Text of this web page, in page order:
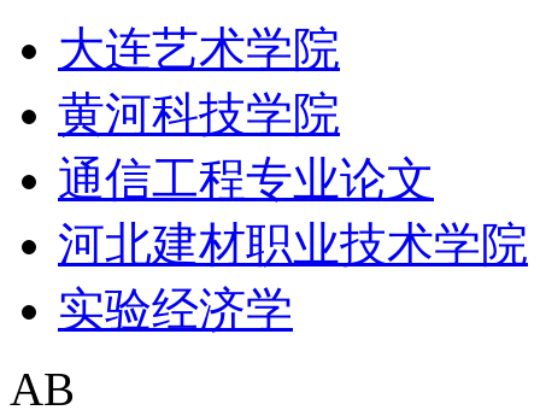
大连艺术学院
黄河科技学院
通信工程专业论文
河北建材职业技术学院
实验经济学
AB